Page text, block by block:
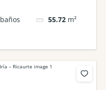
baños 55.72 m²